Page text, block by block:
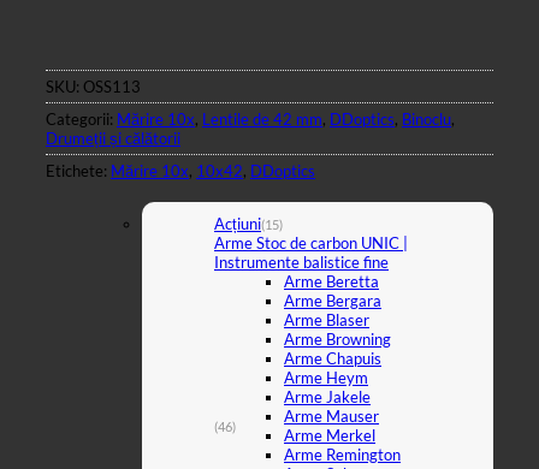
SKU: OSS113
Categorii: Mărire 10x, Lentile de 42 mm, DDoptics, Binoclu,
Drumeții și călătorii
Etichete: Mărire 10x, 10x42, DDoptics
Acțiuni(15)
Arme Stoc de carbon UNIC |
Instrumente balistice fine
(46)
Arme Beretta
Arme Bergara
Arme Blaser
Arme Browning
Arme Chapuis
Arme Heym
Arme Jakele
Arme Mauser
Arme Merkel
Arme Remington